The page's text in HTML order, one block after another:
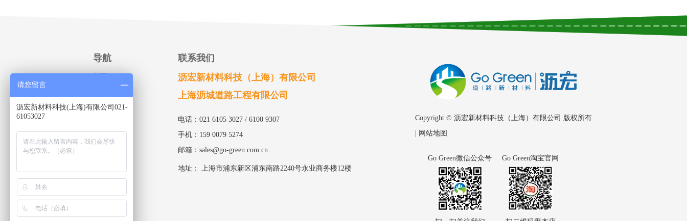
导航
产品中心
解决方案
联系我们
沥宏新材料科技（上海）有限公司
上海沥城道路工程有限公司
电话：021 6105 3027 / 6100 9307
手机：159 0079 5274
邮箱： sales@go-green.com.cn
地址： 上海市浦东新区浦东南路2240号永业商务楼12楼
Copyright © 沥宏新材料科技（上海）有限公司 版权所有
网站地图
Go Green微信公众号 Go Green淘宝官网
请您留言
沥宏新材料科技(上海)有限公司021-
61053027